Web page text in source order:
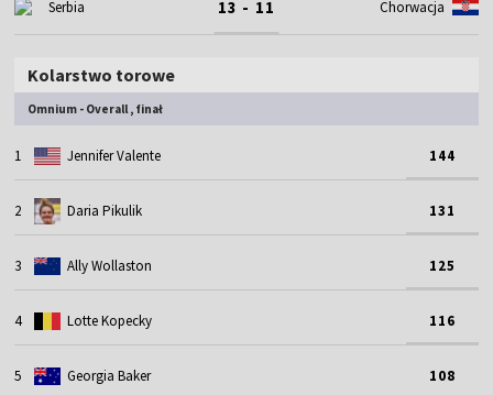
Serbia 13 - 11 Chorwacja
Kolarstwo torowe
Omnium - Overall , finał
1 Jennifer Valente 144
2 Daria Pikulik 131
3 Ally Wollaston 125
4 Lotte Kopecky 116
5 Georgia Baker 108